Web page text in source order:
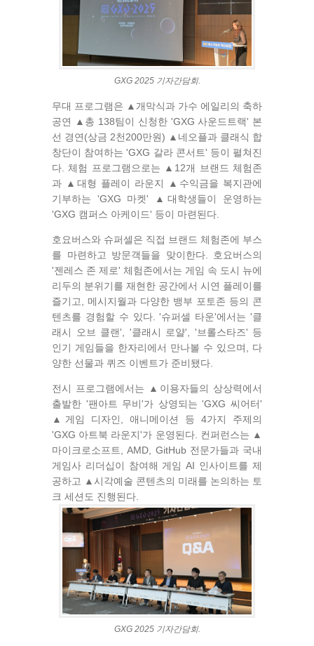
GXG 2025 기자간담회.
무대 프로그램은 ▲개막식과 가수 에일리의 축하
공연 ▲총 138팀이 신청한 'GXG 사운드트랙' 본
선 경연(상금 2천200만원) ▲네오플과 클래식 합
창단이 참여하는 'GXG 갈라 콘서트' 등이 펼쳐진
다. 체험 프로그램으로는 ▲12개 브랜드 체험존
과 ▲대형 플레이 라운지 ▲수익금을 복지관에
기부하는 'GXG 마켓' ▲대학생들이 운영하는
'GXG 캠퍼스 아케이드' 등이 마련된다.
호요버스와 슈퍼셀은 직접 브랜드 체험존에 부스
를 마련하고 방문객들을 맞이한다. 호요버스의
'젠레스 존 제로' 체험존에서는 게임 속 도시 뉴에
리두의 분위기를 재현한 공간에서 시연 플레이를
즐기고, 메시지월과 다양한 뱅부 포토존 등의 콘
텐츠를 경험할 수 있다. '슈퍼셀 타운'에서는 '클
래시 오브 클랜', '클래시 로얄', '브롤스타즈' 등
인기 게임들을 한자리에서 만나볼 수 있으며, 다
양한 선물과 퀴즈 이벤트가 준비됐다.
전시 프로그램에서는 ▲이용자들의 상상력에서
출발한 '팬아트 무비'가 상영되는 'GXG 씨어터'
▲게임 디자인, 애니메이션 등 4가지 주제의
'GXG 아트북 라운지'가 운영된다. 컨퍼런스는 ▲
마이크로소프트, AMD, GitHub 전문가들과 국내
게임사 리더십이 참여해 게임 AI 인사이트를 제
공하고 ▲시각예술 콘텐츠의 미래를 논의하는 토
크 세션도 진행된다.
GXG 2025 기자간담회.